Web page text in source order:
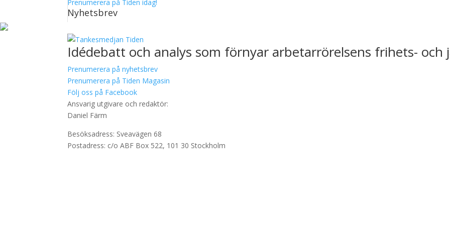
Prenumerera på Tiden idag!
Nyhetsbrev
Idédebatt och analys som förnyar arbetarrörelsens frihets- och
Prenumerera på nyhetsbrev
Prenumerera på Tiden Magasin
Följ oss på Facebook
Ansvarig utgivare och redaktör:
Daniel Färm
Besöksadress: Sveavägen 68
Postadress: c/o ABF Box 522, 101 30 Stockholm